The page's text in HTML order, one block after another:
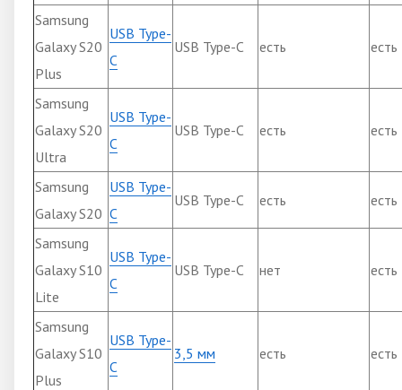
Samsung
Galaxy S20
Plus
USB Type-
C
USB Type-C есть есть
Samsung
Galaxy S20
Ultra
USB Type-
C
USB Type-C есть есть
Samsung
Galaxy S20
USB Type-
C
USB Type-C есть есть
Samsung
Galaxy S10
Lite
USB Type-
C
USB Type-C нет есть
Samsung
Galaxy S10
Plus
USB Type-
C
3,5 мм есть есть